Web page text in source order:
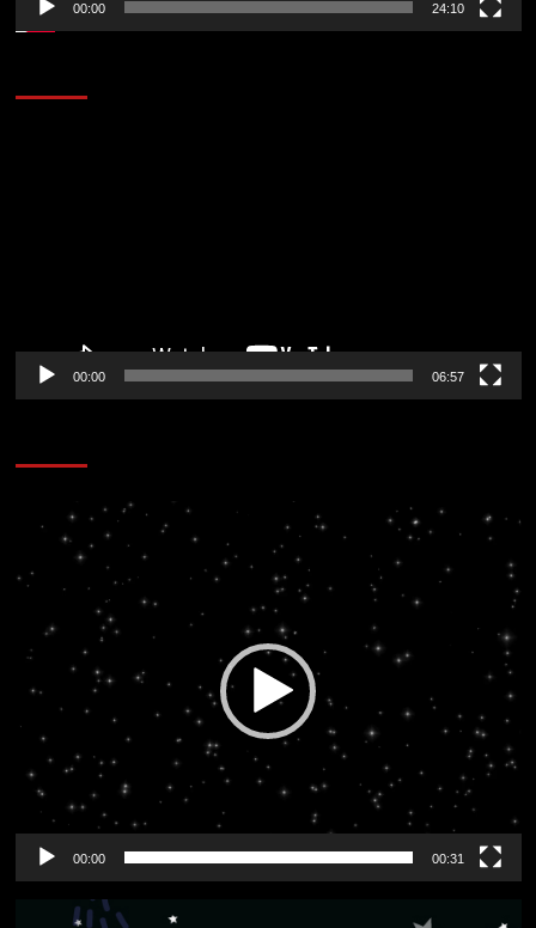
00:00 24:10
00:00 06:57
Reproductor
vídeo
00:00 00:31